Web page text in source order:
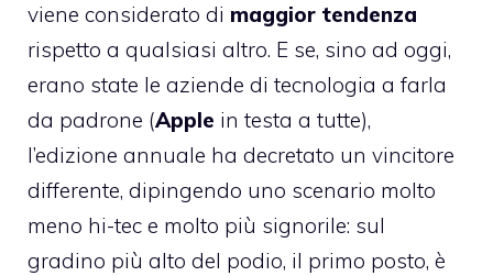
viene considerato di maggior tendenza
rispetto a qualsiasi altro. E se, sino ad oggi,
erano state le aziende di tecnologia a farla
da padrone (Apple in testa a tutte),
l’edizione annuale ha decretato un vincitore
differente, dipingendo uno scenario molto
meno hi-tec e molto più signorile: sul
gradino più alto del podio, il primo posto, è